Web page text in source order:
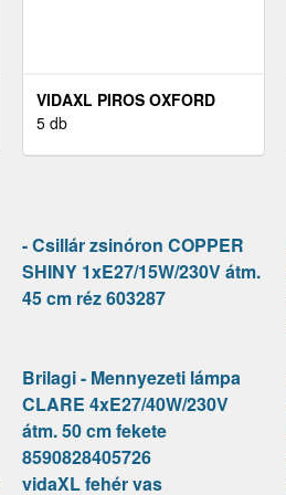
VIDAXL PIROS OXFORD
SZÖVET KERTI PADPÁRNA
5 db
- Csillár zsinóron COPPER
SHINY 1xE27/15W/230V átm.
45 cm réz 603287
Brilagi - Mennyezeti lámpa
CLARE 4xE27/40W/230V
átm. 50 cm fekete
8590828405726
vidaXL fehér vas